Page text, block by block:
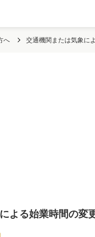
へ 交通機関または気象に
よる始業時間の変